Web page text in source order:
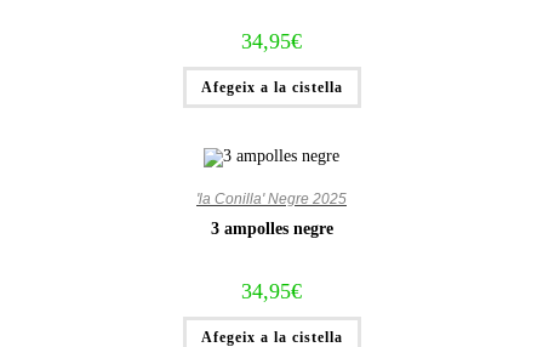
34,95€
Afegeix a la cistella
'la Conilla' Negre 2025
3 ampolles negre
34,95€
Afegeix a la cistella